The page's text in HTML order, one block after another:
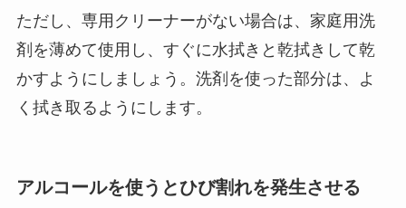
ただし、専用クリーナーがない場合は、家庭用洗
剤を薄めて使用し、すぐに水拭きと乾拭きして乾
かすようにしましょう。洗剤を使った部分は、よ
く拭き取るようにします。
アルコールを使うとひび割れを発生させる